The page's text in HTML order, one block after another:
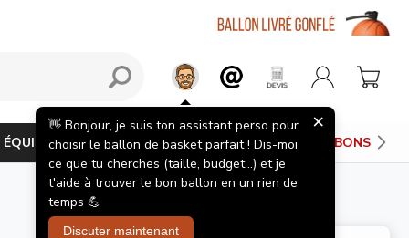
ÉQUIPEMENTS JOUEUR PANIERS DE BASKET BONS
👋 Bonjour, je suis ton assistant perso pour
choisir le ballon de basket parfait ! Dis-moi
ce que tu cherches (taille, budget...) et je
t'aide à trouver le bon ballon en un rien de
temps 💪
Discuter maintenant
×